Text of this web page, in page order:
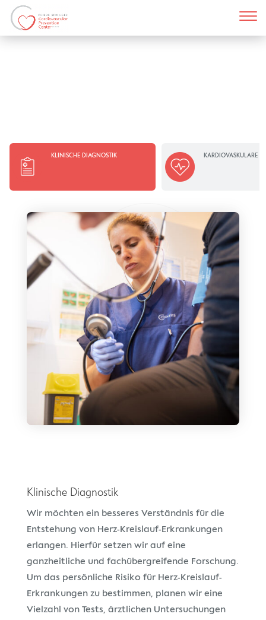
KLINISCHE DIAGNOSTIK KARDIOVASKULARE
Klinische Diagnostik
Wir möchten ein besseres Verständnis für die
Entstehung von Herz-Kreislauf-Erkrankungen
erlangen. Hierfür setzen wir auf eine
ganzheitliche und fachübergreifende Forschung.
Um das persönliche Risiko für Herz-Kreislauf-
Erkrankungen zu bestimmen, planen wir eine
Vielzahl von Tests, ärztlichen Untersuchungen